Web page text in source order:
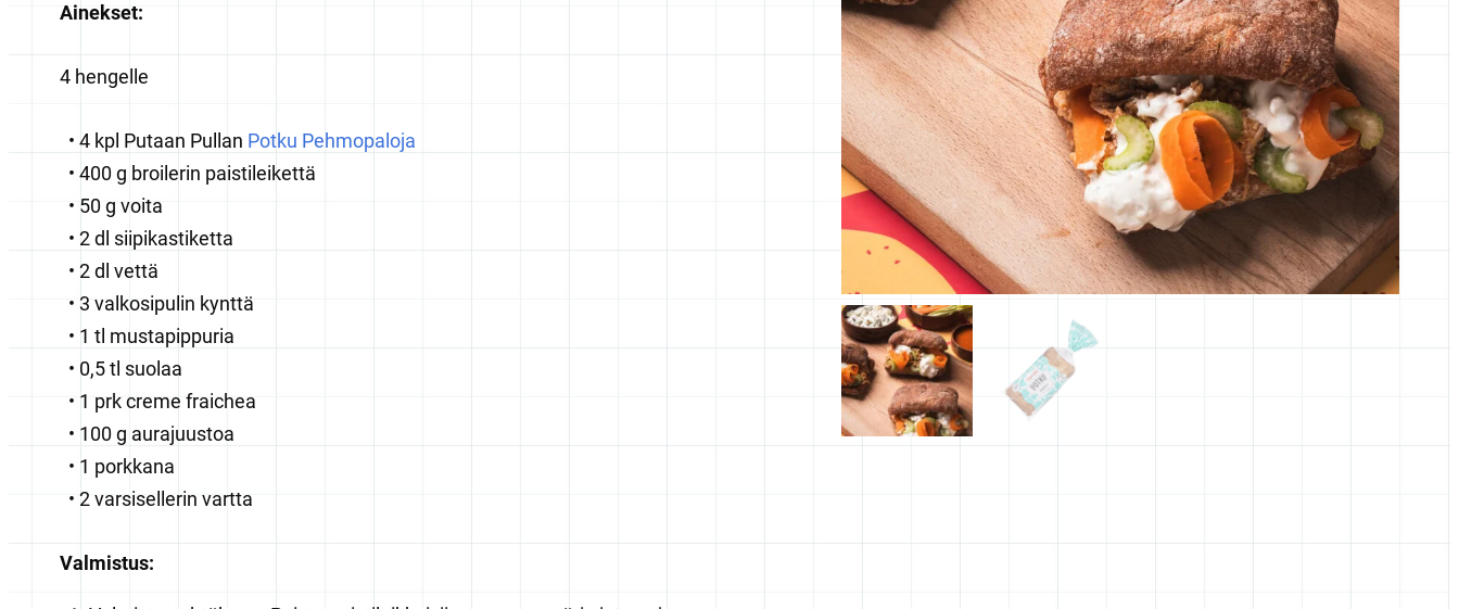
Ainekset:
4 hengelle
4 kpl Putaan Pullan Potku Pehmopaloja
400 g broilerin paistileikettä
50 g voita
2 dl siipikastiketta
2 dl vettä
3 valkosipulin kynttä
1 tl mustapippuria
0,5 tl suolaa
1 prk creme fraichea
100 g aurajuustoa
1 porkkana
2 varsisellerin vartta
Valmistus: